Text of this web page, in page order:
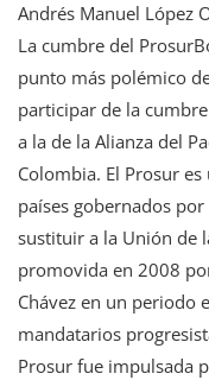
Andrés Manuel López
La cumbre del
punto más polémico
participar de la
a la de la Alianza del
Colombia. El Prosur
países gobernados
sustituir a la Unión de
promovida en 2008
Chávez en un periodo
mandatarios
Prosur fue impulsada